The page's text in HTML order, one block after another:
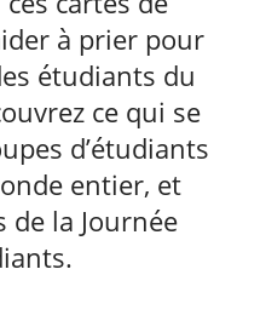
à prier pour
étudiants du
ce qui se
d’étudiants
entier, et
la Journée